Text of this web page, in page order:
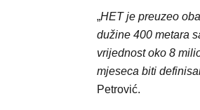
„HET je preuzeo
dužine 400 metara
vrijednost oko 8
mjeseca biti
Petrović.